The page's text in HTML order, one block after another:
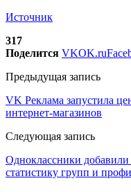
Источник
317
Поделится VKOK.ru
Предыдущая запись
VK Реклама запустила
интернет-магазинов
Следующая запись
Одноклассники
статистику групп и